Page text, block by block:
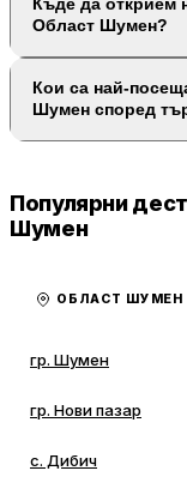
Къде да открием
Област Шумен?
Кои са най-
Шумен според
Популярни
Шумен
ОБЛАСТ ШУМЕН
гр. Шумен
гр. Нови пазар
с. Дибич